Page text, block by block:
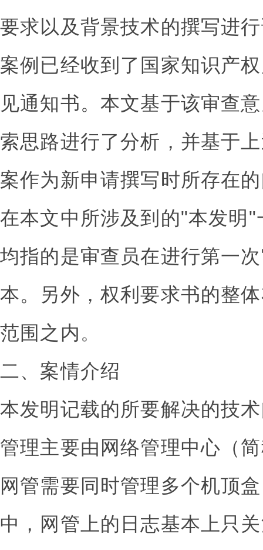
要求以及背景技术的撰写进
案例已经收到了国家知识产
见通知书。本文基于该审查
索思路进行了分析，并基于
案作为新申请撰写时所存在
在本文中所涉及到的"本发明
均指的是审查员在进行第一
本。另外，权利要求书的整
范围之内。
二、案情介绍
本发明记载的所要解决的技
管理主要由网络管理中心（
网管需要同时管理多个机顶
中，网管上的日志基本上只